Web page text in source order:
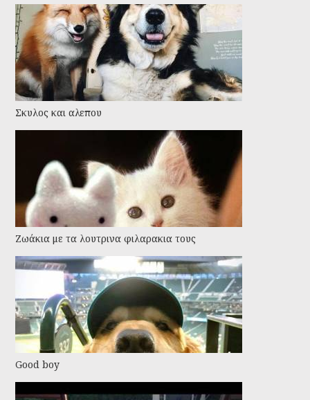
Σκυλος και αλεπου
Ζωάκια με τα λουτρινα φιλαρακια τους
Good boy